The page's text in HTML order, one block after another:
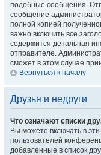
подобные сообщения.
сообщение
полной копией
важно включить все
содержится детальная
отправителе.
сможет в этом случае
Вернуться к началу
Друзья и недруги
Что означают списки
Вы можете включать в эти
пользователей
добавленные в список